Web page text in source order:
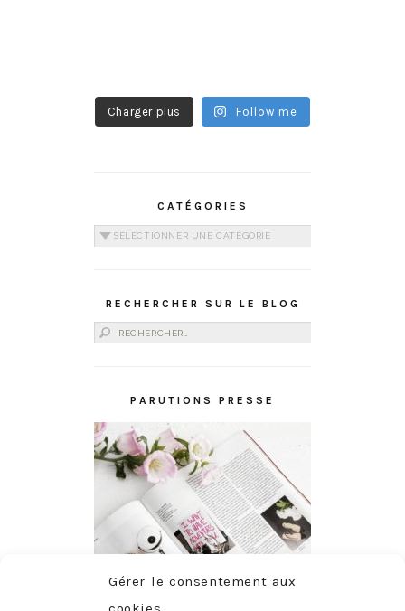
Gérer le consentement aux
Charger plus Follow me
CATÉGORIES
Catégories
RECHERCHER SUR LE BLOG
Rechercher :
PARUTIONS PRESSE